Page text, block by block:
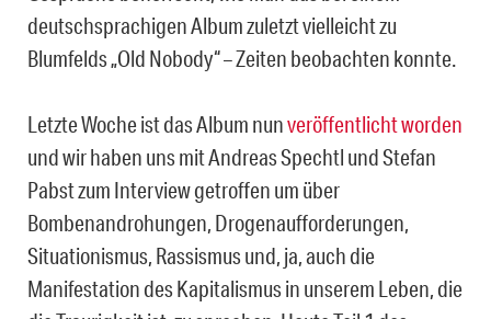
deutschsprachigen Album zuletzt vielleicht zu
Blumfelds „Old Nobody“ – Zeiten beobachten konnte.
Letzte Woche ist das Album nunveröffentlicht worden
und wir haben uns mit Andreas Spechtl und Stefan
Pabst zum Interview getroffen um über
Bombenandrohungen, Drogenaufforderungen,
Situationismus, Rassismus und, ja, auch die
Manifestation des Kapitalismus in unserem Leben, die